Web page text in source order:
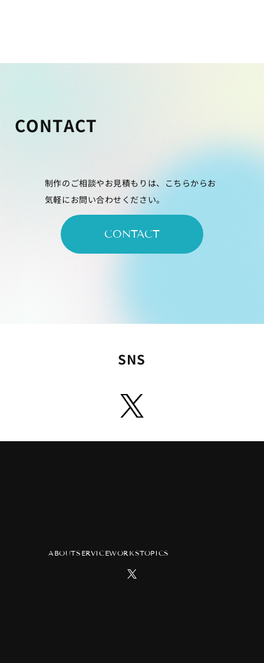
CONTACT
制作のご相談やお見積もりは、こちらからお
気軽にお問い合わせください。
CONTACT
SNS
ABOUTSERVICEWORKSTOPICS